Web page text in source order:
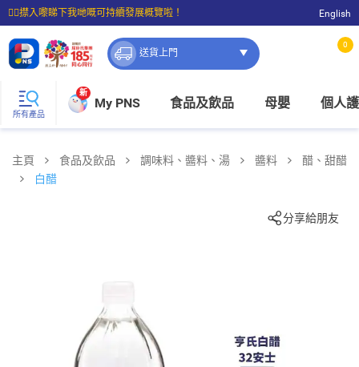
☝🏼㩒入嚟睇下我哋嘅可持續發展概覽啦！
⭐購物滿$399即享免費送貨；滿$100即可免費店取。
English
送貨上門
0
所有產品
新
My PNS 食品及飲品 母嬰 個人
主頁 食品及飲品 調味料、醬料、湯 醬料
醋、甜醋
白醋
分享給朋友